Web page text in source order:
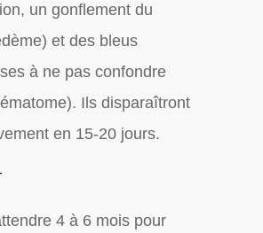
un gonflement du
et des bleus
à ne pas confondre
Ils disparaîtront
en 15-20 jours.
4 à 6 mois pour